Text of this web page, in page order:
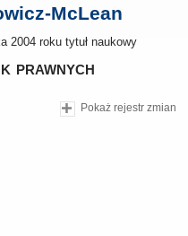
McLean
2004 roku tytuł naukowy
prawnych
Pokaż rejestr zmian